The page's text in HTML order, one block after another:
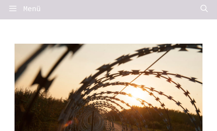
Springe
zum
Menü